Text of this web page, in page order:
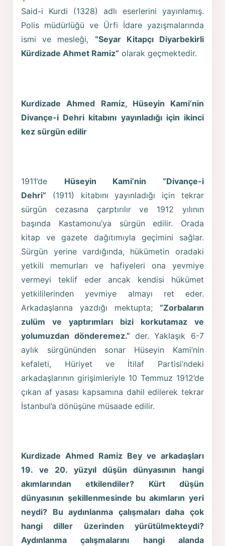
Said-i Kurdi (1328) adlı eserlerini yayınlamış.
Polis müdürlüğü ve Ürfi İdare yazışmalarında
ismi ve mesleği, “Seyar Kitapçı Diyarbekirli
Kürdizade Ahmet Ramiz” olarak geçmektedir.
Kurdizade Ahmed Ramiz, Hüseyin Kami’nin
Divançe-i Dehri kitabını yayınladığı için ikinci
kez sürgün edilir
1911’de Hüseyin Kami’nin “Divançe-i
Dehri” (1911) kitabını yayınladığı için tekrar
sürgün cezasına çarptırılır ve 1912 yılının
başında Kastamonu’ya sürgün edilir. Orada
kitap ve gazete dağıtımıyla geçimini sağlar.
Sürgün yerine vardığında, hükümetin oradaki
yetkili memurları ve hafiyeleri ona yevmiye
vermeyi teklif eder ancak kendisi hükümet
yetkililerinden yevmiye almayı ret eder.
Arkadaşlarına yazdığı mektupta; “Zorbaların
zulüm ve yaptırımları bizi korkutamaz ve
yolumuzdan dönderemez.” der. Yaklaşık 6-7
aylık sürgününden sonar Hüseyin Kami’nin
kefaleti, Hüriyet ve İtilaf Partisi’ndeki
arkadaşlarının girişimleriyle 10 Temmuz 1912’de
çıkan af yasası kapsamına dahil edilerek tekrar
İstanbul’a dönüşüne müsaade edilir.
Kurdizade Ahmed Ramiz Bey ve arkadaşları
19. ve 20. yüzyıl düşün dünyasının hangi
akımlarından etkilendiler? Kürt düşün
dünyasının şekillenmesinde bu akımların yeri
neydi? Bu aydınlanma çalışmaları daha çok
hangi diller üzerinden yürütülmekteydi?
Aydınlanma çalışmalarını hangi alanda